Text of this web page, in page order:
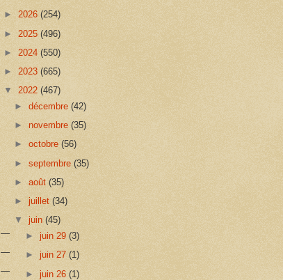
► 2026 (254)
► 2025 (496)
► 2024 (550)
► 2023 (665)
▼ 2022 (467)
►décembre(42)
►novembre(35)
►octobre(56)
►septembre(35)
►août(35)
► juillet(34)
▼juin(45)
► juin 29 (3)
► juin 27 (1)
► juin 26 (1)